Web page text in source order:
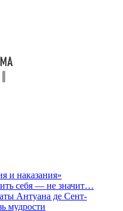
и наказания»
себя — не значит…
Антуана де Сент-
мудрости